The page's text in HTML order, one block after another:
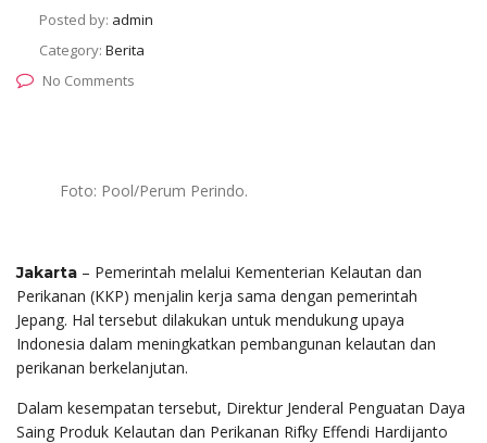
Posted by: admin
Category: Berita
No Comments
Foto: Pool/Perum Perindo.
Jakarta – Pemerintah melalui Kementerian Kelautan dan
Perikanan (KKP) menjalin kerja sama dengan pemerintah
Jepang. Hal tersebut dilakukan untuk mendukung upaya
Indonesia dalam meningkatkan pembangunan kelautan dan
perikanan berkelanjutan.
Dalam kesempatan tersebut, Direktur Jenderal Penguatan Daya
Saing Produk Kelautan dan Perikanan Rifky Effendi Hardijanto